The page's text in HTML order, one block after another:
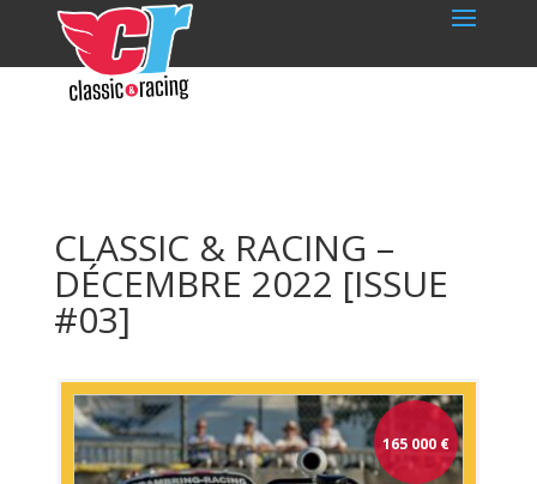
CLASSIC & RACING –
DÉCEMBRE 2022 [ISSUE
#03]
165 000€